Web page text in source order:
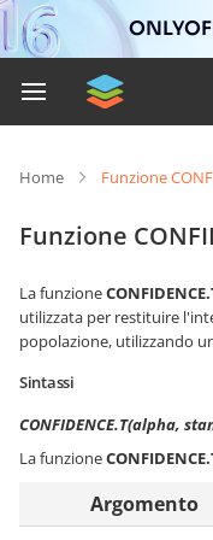
Home Funzione
Funzione
La funzione
utilizzata per restituire
popolazione, utilizzando
Sintassi
CONFIDENCE.T(alpha,
La funzione
Argomento